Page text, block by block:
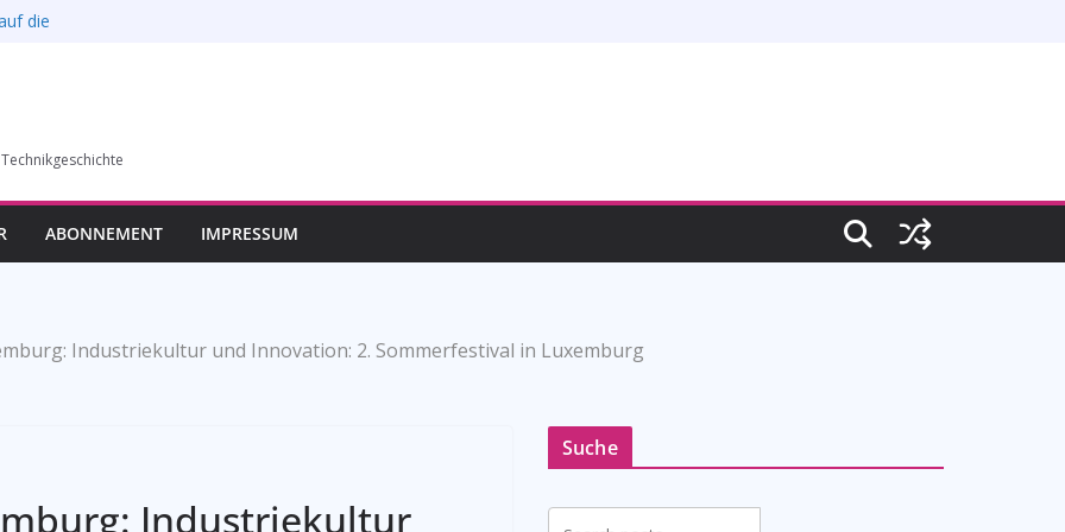
werden –
Vereins für
ABONNEMENT IMPRESSUM
Industriekultur und Innovation: 2. Sommerfestival in Luxemburg
Industriekultur
Suche